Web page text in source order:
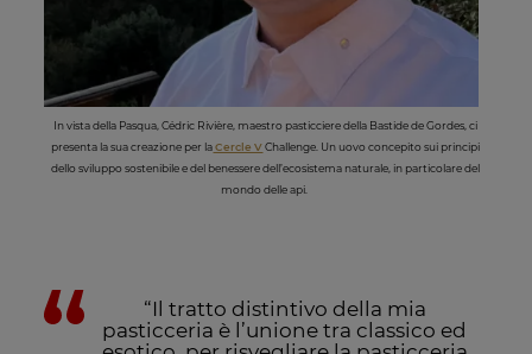
In vista della Pasqua, Cédric Rivière, maestro pasticciere della Bastide de Gordes, ci
presenta la sua creazione per laCercle VChallenge. Un uovo concepito sui principi
dello sviluppo sostenibile e del benessere dell’ecosistema naturale, in particolare del
mondo delle api.
“Il tratto distintivo della mia
pasticceria è l’unione tra classico ed